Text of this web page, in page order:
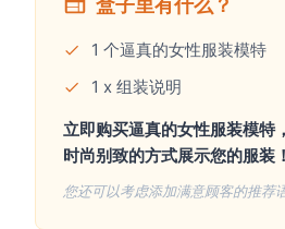
盒子里有什么？
1 个逼真的女性服装模特
1 x 组装说明
立即购买逼真的女性服装模特
时尚别致的方式展示您的服装！
您还可以考虑添加满意顾客的推荐语